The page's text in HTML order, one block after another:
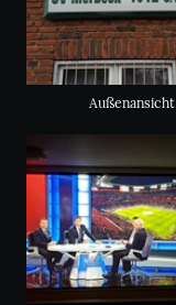
Außenansicht